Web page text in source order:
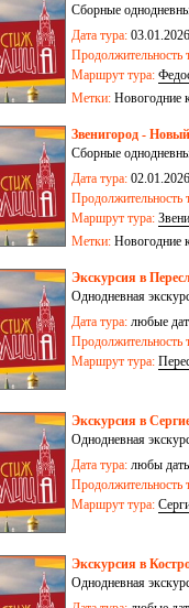
Сборные
Дата тура:
Продолжительность
Маршрут тура:
Метки: Новогодние
Звенигород -
Сборные
Дата тура:
Продолжительность
Маршрут тура:
Метки: Новогодние
Экскурсия в
Однодневная
Дата тура: любые
Продолжительность
Маршрут тура:
Экскурсия в
Однодневная
Дата тура: любы
Продолжительность
Маршрут тура:
Экскурсия в
Однодневная